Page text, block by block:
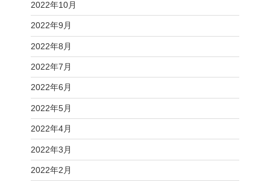
2022年10月
2022年9月
2022年8月
2022年7月
2022年6月
2022年5月
2022年4月
2022年3月
2022年2月